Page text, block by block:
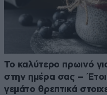
Το καλύτερο πρωινό
στην ημέρα σας –
γεμάτο θρεπτικά